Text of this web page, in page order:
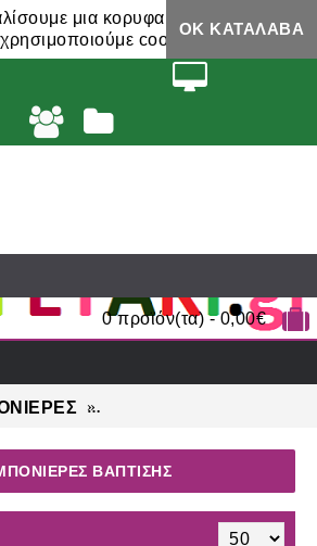
μια κορυφαία εμπειρία,
cookies.
ΟΚ ΚΑΤΆΛΑΒΑ
0 προϊόν(τα) - 0,00€
ΒΆΠΤΙΣΗΣ